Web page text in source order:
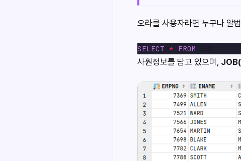
오라클 사용자라면 누구나 알
SELECT * FROM
사원정보를 담고 있으며,